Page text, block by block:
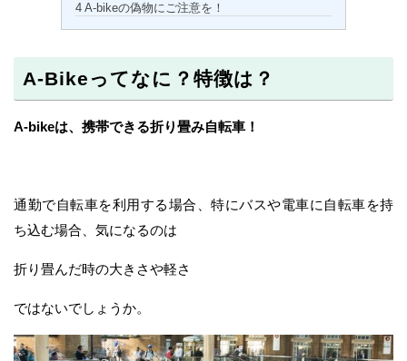
4 A-bikeの偽物にご注意を！
A-Bikeってなに？特徴は？
A-bikeは、携帯できる折り畳み自転車！
通勤で自転車を利用する場合、特にバスや電車に自転車を持
ち込む場合、気になるのは
折り畳んだ時の大きさや軽さ
ではないでしょうか。